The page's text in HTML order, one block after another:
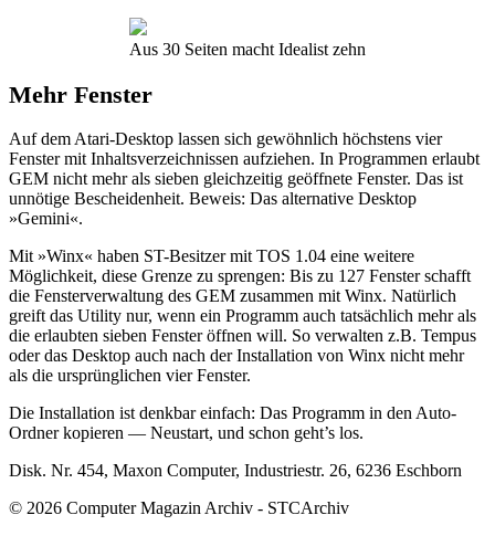
Aus 30 Seiten macht Idealist zehn
Mehr Fenster
Auf dem Atari-Desktop lassen sich gewöhnlich höchstens vier
Fenster mit Inhaltsverzeichnissen aufziehen. In Programmen erlaubt
GEM nicht mehr als sieben gleichzeitig geöffnete Fenster. Das ist
unnötige Bescheidenheit. Beweis: Das alternative Desktop
»Gemini«.
Mit »Winx« haben ST-Besitzer mit TOS 1.04 eine weitere
Möglichkeit, diese Grenze zu sprengen: Bis zu 127 Fenster schafft
die Fensterverwaltung des GEM zusammen mit Winx. Natürlich
greift das Utility nur, wenn ein Programm auch tatsächlich mehr als
die erlaubten sieben Fenster öffnen will. So verwalten z.B. Tempus
oder das Desktop auch nach der Installation von Winx nicht mehr
als die ursprünglichen vier Fenster.
Die Installation ist denkbar einfach: Das Programm in den Auto-
Ordner kopieren — Neustart, und schon geht’s los.
Disk. Nr. 454, Maxon Computer, Industriestr. 26, 6236 Eschborn
© 2026 Computer Magazin Archiv - STCArchiv